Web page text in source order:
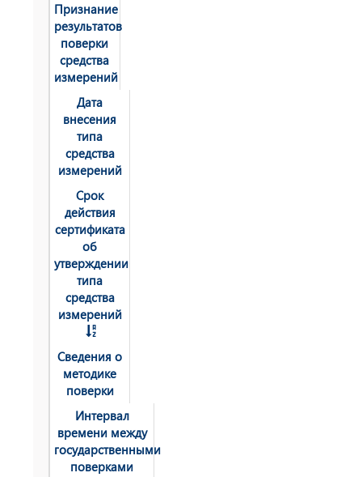
Признание
результатов
поверки
средства
измерений
Дата
внесения
типа
средства
измерений
Срок
действия
сертификата
об
утверждении
типа
средства
измерений
Сведения о
методике
поверки
Интервал
времени между
государственными
поверками